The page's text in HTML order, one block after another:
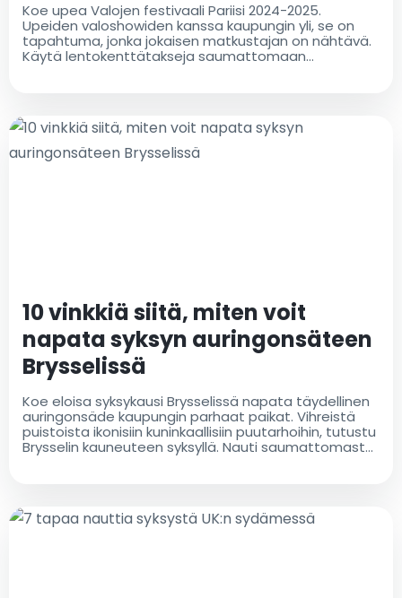
Koe upea Valojen festivaali Pariisi 2024-2025.
Upeiden valoshowiden kanssa kaupungin yli, se on
tapahtuma, jonka jokaisen matkustajan on nähtävä.
Käytä lentokenttätakseja saumattomaan
10 vinkkiä siitä, miten voit
napata syksyn auringonsäteen
Brysselissä
Koe eloisa syksykausi Brysselissä napata täydellinen
auringonsäde kaupungin parhaat paikat. Vihreistä
puistoista ikonisiin kuninkaallisiin puutarhoihin, tutustu
Brysselin kauneuteen syksyllä. Nauti saumattomasta
parhaimpiin aurinkoisiin paikkoihin